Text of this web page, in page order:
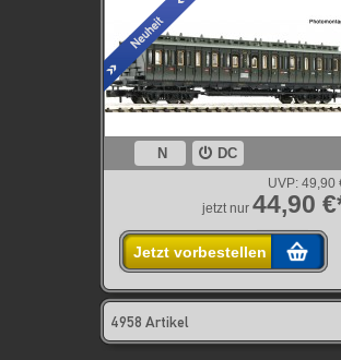
N DC
UVP: 49,90
jetzt nur 44,90
Jetzt vorbestellen
4958 Artikel